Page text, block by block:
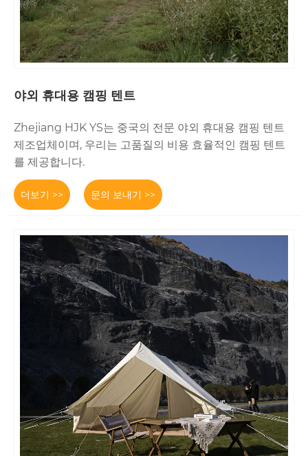
야외 휴대용 캠핑 텐트
Zhejiang HJK YS는 중국의 전문 야외 휴대용 캠핑 텐트
제조업체이며, 우리는 고품질의 비용 효율적인 캠핑 텐트
를 제공합니다.
더보기 >> 문의 보내기 >>